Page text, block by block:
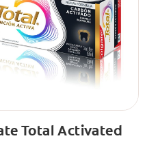
Total Activated